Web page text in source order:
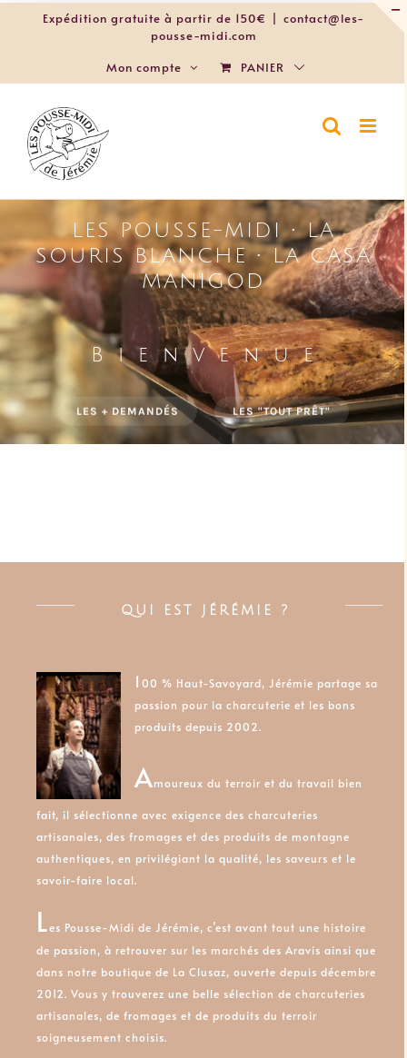
Expédition gratuite à partir de 150€ | contact@les-
pousse-midi.com
Mon compte
PANIER
LES POUSSE-MIDI • LA
SOURIS BLANCHE • LA CASA
MANIGOD
B i e n v e n u e
LES + DEMANDÉS LES "TOUT PRÊT"
QUI EST JÉRÉMIE ?
100 % Haut-Savoyard, Jérémie partage sa
passion pour la charcuterie et les bons
produits depuis 2002.
Amoureuxduterroir et du travail bien
fait, il sélectionne avec exigence des charcuteries
artisanales, des fromages et des produits de montagne
authentiques, en privilégiant la qualité, les saveurs et le
savoir-faire local.
Les Pousse-Midi de Jérémie, c’est avant tout une histoire
de passion, à retrouver sur les marchés des Aravis ainsi que
dans notre boutique de La Clusaz, ouverte depuis décembre
2012. Vous y trouverez une belle sélection de charcuteries
artisanales, de fromages et de produits du terroir
soigneusement choisis.